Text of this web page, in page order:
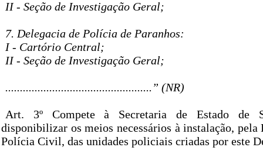
II - Seção de Investigação Geral;
7. Delegacia de Polícia de Paranhos:
I - Cartório Central;
II - Seção de Investigação Geral;
..................................................” (NR)
Art. 3º Compete à Secretaria de Estado de
disponibilizar os meios necessários à instalação, pela
Polícia Civil, das unidades policiais criadas por este